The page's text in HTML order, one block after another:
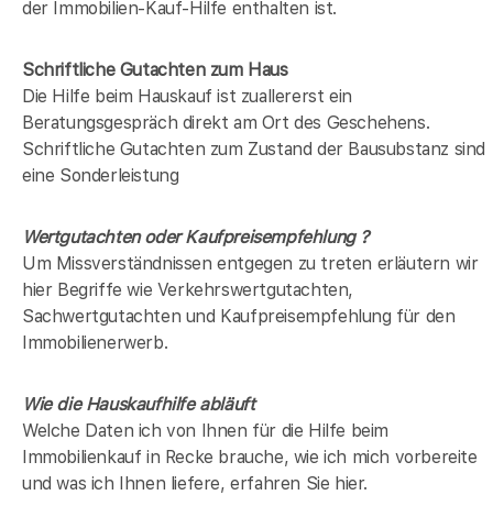
der Immobilien-Kauf-Hilfe enthalten ist.
Schriftliche Gutachten zum Haus
Die Hilfe beim Hauskauf ist zuallererst ein
Beratungsgespräch direkt am Ort des Geschehens.
Schriftliche Gutachten zum Zustand der Bausubstanz sind
eine Sonderleistung
Wertgutachten oder Kaufpreisempfehlung ?
Um Missverständnissen entgegen zu treten erläutern wir
hier Begriffe wie Verkehrswertgutachten,
Sachwertgutachten und Kaufpreisempfehlung für den
Immobilienerwerb.
Wie die Hauskaufhilfe abläuft
Welche Daten ich von Ihnen für die Hilfe beim
Immobilienkauf in Recke brauche, wie ich mich vorbereite
und was ich Ihnen liefere, erfahren Sie hier.